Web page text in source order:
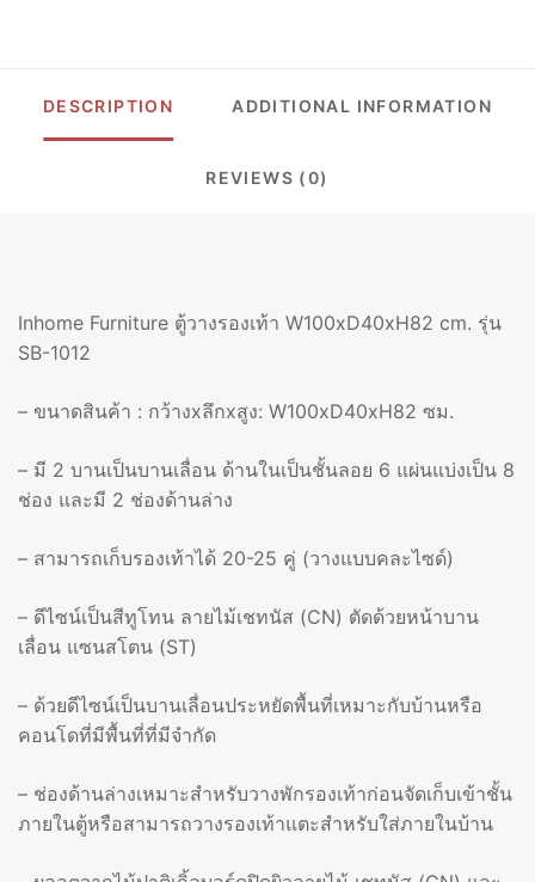
DESCRIPTION ADDITIONAL INFORMATION
REVIEWS (0)
Inhome Furniture ตู้วางรองเท้า W100xD40xH82 cm. รุ่น
SB-1012
– ขนาดสินค้า : กว้างxลึกxสูง: W100xD40xH82 ซม.
– มี 2 บานเป็นบานเลื่อน ด้านในเป็นชั้นลอย 6 แผ่นแบ่งเป็น 8
ช่อง และมี 2 ช่องด้านล่าง
– สามารถเก็บรองเท้าได้ 20-25 คู่ (วางแบบคละไซด์)
– ดีไซน์เป็นสีทูโทน ลายไม้เชทนัส (CN) ตัดด้วยหน้าบาน
เลื่อน แซนสโตน (ST)
– ด้วยดีไซน์เป็นบานเลื่อนประหยัดพื้นที่เหมาะกับบ้านหรือ
คอนโดที่มีพื้นที่ที่มีจำกัด
– ช่องด้านล่างเหมาะสำหรับวางพักรองเท้าก่อนจัดเก็บเข้าชั้น
ภายในตู้หรือสามารถวางรองเท้าแตะสำหรับใส่ภายในบ้าน